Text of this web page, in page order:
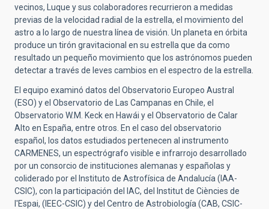
vecinos, Luque y sus colaboradores recurrieron a medidas
previas de la velocidad radial de la estrella, el movimiento del
astro a lo largo de nuestra línea de visión. Un planeta en órbita
produce un tirón gravitacional en su estrella que da como
resultado un pequeño movimiento que los astrónomos pueden
detectar a través de leves cambios en el espectro de la estrella.
El equipo examinó datos del Observatorio Europeo Austral
(ESO) y el Observatorio de Las Campanas en Chile, el
Observatorio W.M. Keck en Hawái y el Observatorio de Calar
Alto en España, entre otros. En el caso del observatorio
español, los datos estudiados pertenecen al instrumento
CARMENES, un espectrógrafo visible e infrarrojo desarrollado
por un consorcio de instituciones alemanas y españolas y
coliderado por el Instituto de Astrofísica de Andalucía (IAA-
CSIC), con la participación del IAC, del Institut de Ciències de
l'Espai, (IEEC-CSIC) y del Centro de Astrobiología (CAB, CSIC-